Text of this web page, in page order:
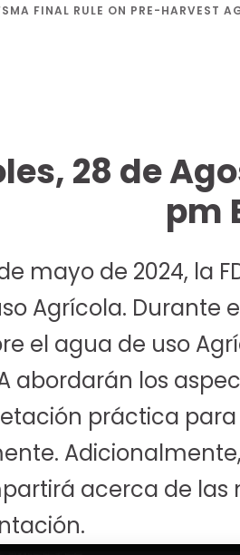
FINAL RULE ON PRE-HARVEST
28 de
pm
mayo de 2024, la
Agrícola. Durante
el agua de uso
abordarán los
práctica
acerca de